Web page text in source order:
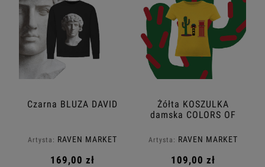
Czarna BLUZA DAVID
Artysta: RAVEN MARKET
169,00 zł
Żółta KOSZULKA
damska COLORS OF
Artysta: RAVEN MARKET
109,00 zł